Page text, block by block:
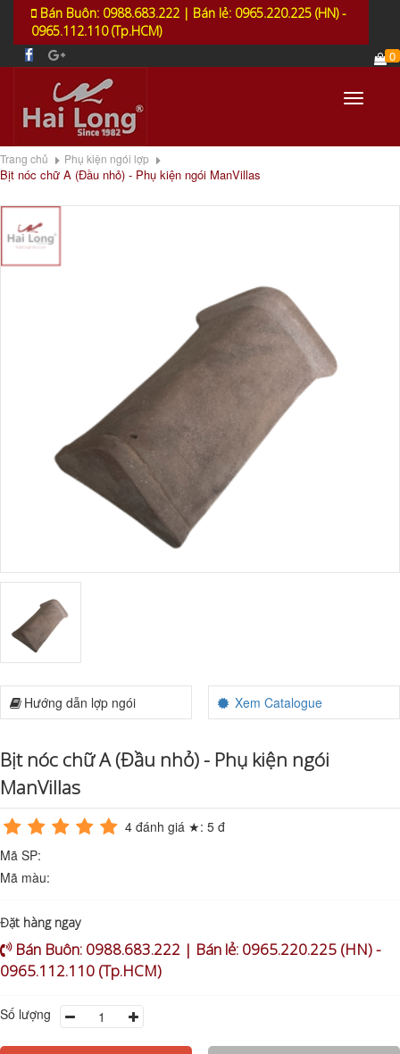
Bán Buôn: 0988.683.222 | Bán lẻ: 0965.220.225 (HN) -
0965.112.110 (Tp.HCM)
0
Toggle
Trang chủ Phụ kiện ngói lợp
Bịt nóc chữ A (Đầu nhỏ) - Phụ kiện ngói ManVillas
Hướng dẫn lợp ngói Xem Catalogue
Bịt nóc chữ A (Đầu nhỏ) - Phụ kiện ngói
ManVillas
4 đánh giá ★: 5 đ
Mã SP:
Mã màu:
Đặt hàng ngay
Bán Buôn: 0988.683.222 | Bán lẻ: 0965.220.225 (HN) -
0965.112.110 (Tp.HCM)
Số lượng